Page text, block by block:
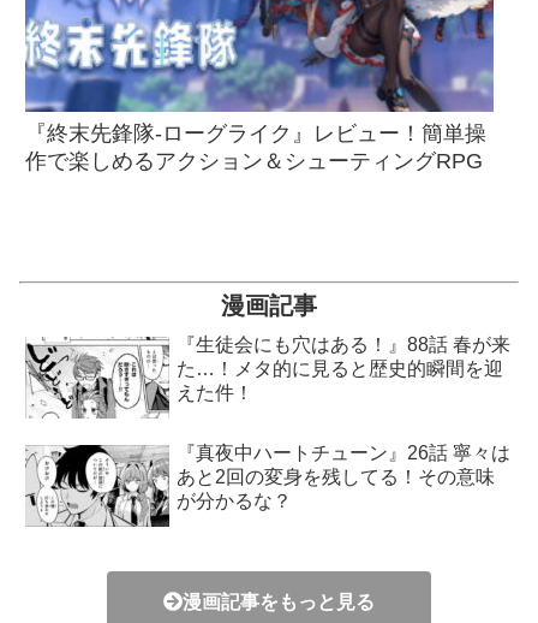
『終末先鋒隊-ローグライク』レビュー！簡単操
作で楽しめるアクション＆シューティングRPG
漫画記事
『生徒会にも穴はある！』88話 春が来
た…！メタ的に見ると歴史的瞬間を迎
えた件！
『真夜中ハートチューン』26話 寧々は
あと2回の変身を残してる！その意味
が分かるな？
漫画記事をもっと見る